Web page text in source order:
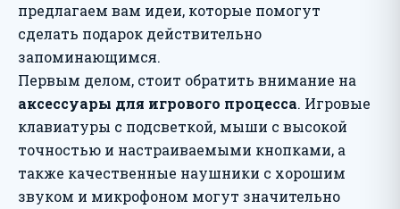
предлагаем вам идеи, которые помогут
сделать подарок действительно
запоминающимся.
Первым делом, стоит обратить внимание на
аксессуары для игрового процесса. Игровые
клавиатуры с подсветкой, мыши с высокой
точностью и настраиваемыми кнопками, а
также качественные наушники с хорошим
звуком и микрофоном могут значительно